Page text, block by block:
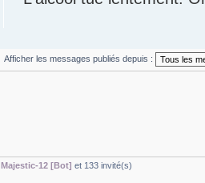
Afficher les messages publiés depuis :
Majestic-12 [Bot] et 133 invité(s)